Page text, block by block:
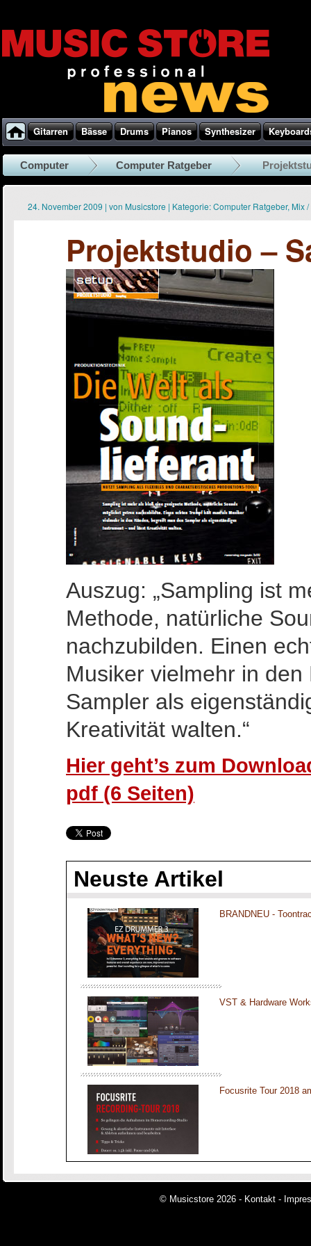
Gitarren Bässe Drums Pianos Synthesizer
Computer Computer Ratgeber
24. November 2009 | von Musicstore | Kategorie:Computer Ratgeber, Mix
Projektstudio –
Auszug: „Sampling ist
Methode, natürliche
nachzubilden. Einen
Musiker vielmehr in
Sampler als
Kreativität walten.“
Hier geht’s zum
pdf (6 Seiten)
Neuste Artikel
BRANDNEU -
VST & Hardware
Focusrite Tour 2018
© Musicstore 2026 - Kontakt -